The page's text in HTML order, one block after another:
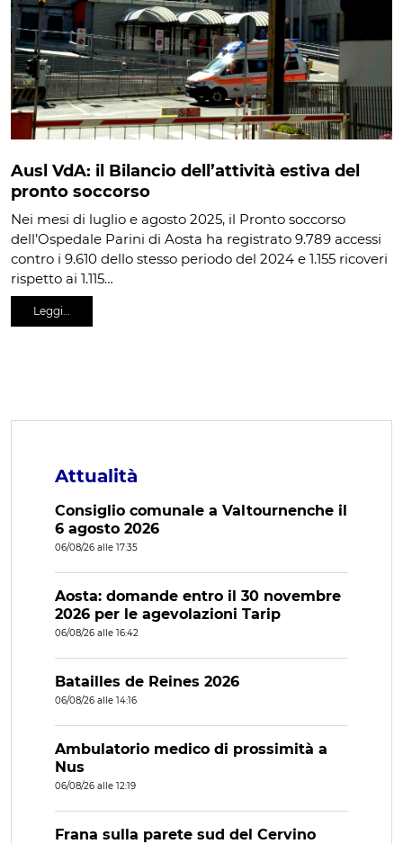
Ausl VdA: il Bilancio dell’attività estiva del
pronto soccorso
Nei mesi di luglio e agosto 2025, il Pronto soccorso
dell’Ospedale Parini di Aosta ha registrato 9.789 accessi
contro i 9.610 dello stesso periodo del 2024 e 1.155 ricoveri
rispetto ai 1.115…
Leggi…
Attualità
Consiglio comunale a Valtournenche il
6 agosto 2026
06/08/26 alle 17:35
Aosta: domande entro il 30 novembre
2026 per le agevolazioni Tarip
06/08/26 alle 16:42
Batailles de Reines 2026
06/08/26 alle 14:16
Ambulatorio medico di prossimità a
Nus
06/08/26 alle 12:19
Frana sulla parete sud del Cervino